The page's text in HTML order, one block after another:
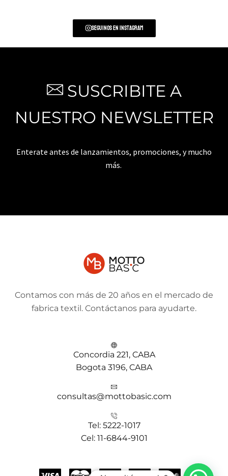
Seguinos en Instagram
SUSCRIBITE A
NUESTRO NEWSLETTER
Enterate antes de lanzamientos, promociones, y mucho
más.
Contamos con más de 20 años en el mercado de
fabrica textil. Contáctanos para ayudarte.
Concordia 221, CABA
Bogota 3196, CABA
consultas@mottobasic.com
Tel: 5222-1017
Cel: 11-6844-9101